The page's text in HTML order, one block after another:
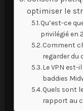
optimiser le
Qu’est-ce
privilégié en
Comment
regarder du
Le VPN est-
baddies
Quels sont
rapport au